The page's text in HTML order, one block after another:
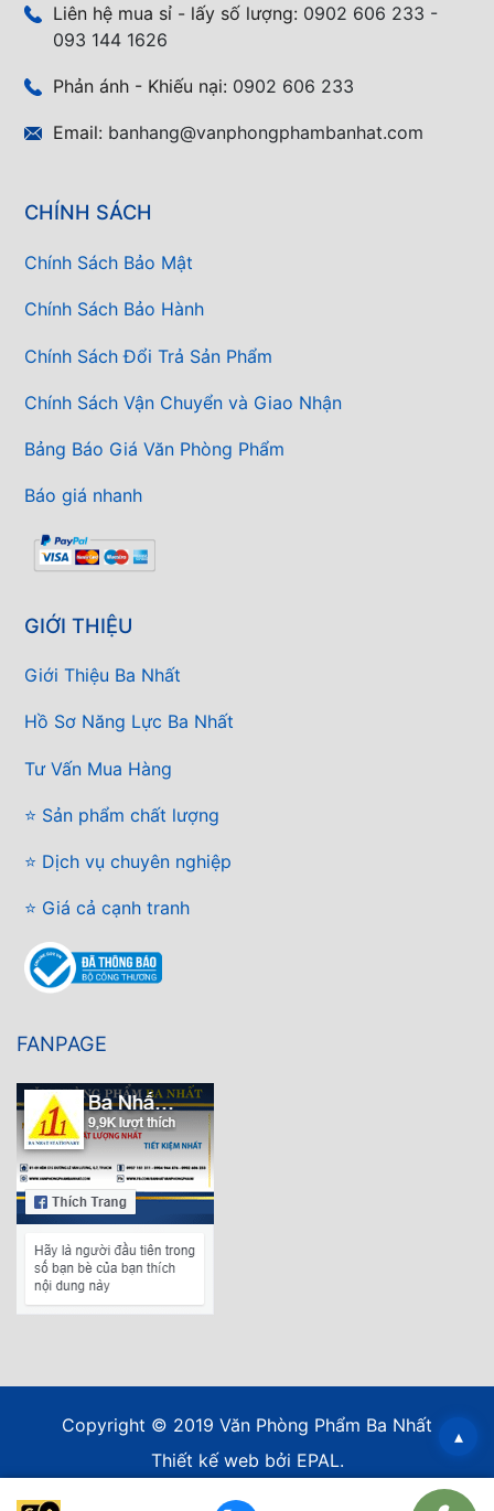
Liên hệ mua sỉ - lấy số lượng: 0902 606 233 -
093 144 1626
Phản ánh - Khiếu nại: 0902 606 233
Email: banhang@vanphongphambanhat.com
CHÍNH SÁCH
Chính Sách Bảo Mật
Chính Sách Bảo Hành
Chính Sách Đổi Trả Sản Phẩm
Chính Sách Vận Chuyển và Giao Nhận
Bảng Báo Giá Văn Phòng Phẩm
Báo giá nhanh
GIỚI THIỆU
Giới Thiệu Ba Nhất
Hồ Sơ Năng Lực Ba Nhất
Tư Vấn Mua Hàng
⭐ Sản phẩm chất lượng
⭐ Dịch vụ chuyên nghiệp
⭐ Giá cả cạnh tranh
FANPAGE
Copyright © 2019 Văn Phòng Phẩm Ba Nhất
Thiết kế web bởi EPAL.
▴